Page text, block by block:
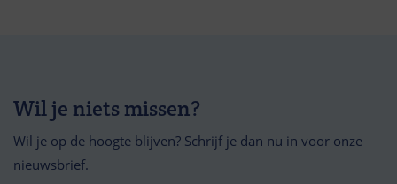
Wil je niets missen?
Wil je op de hoogte blijven? Schrijf je dan nu in voor onze
nieuwsbrief.